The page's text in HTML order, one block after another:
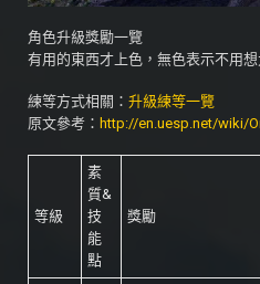
角色升級獎勵一覽
有用的東西才上色，無色表示不用想
練等方式相關： 升級練等一覽
原文參考： http://en.uesp.net/wiki/
等級
素
質&
技
能
點
獎勵